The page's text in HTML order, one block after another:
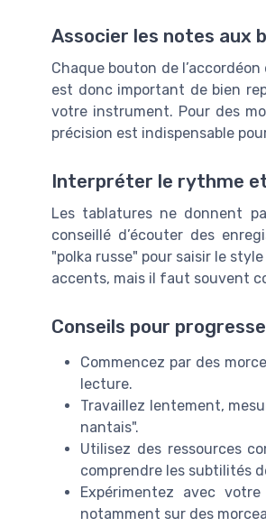
Associer les notes aux
Chaque bouton de
est donc important de bien
votre instrument. Pour des
précision est indispensable
Interpréter le rythme
Les tablatures ne donnent
conseillé d’écouter des
"polka russe" pour saisir le
accents, mais il faut souvent
Conseils pour
Commencez par des
lecture.
Travaillez lentement,
nantais".
Utilisez des ressources
comprendre les subtilités
Expérimentez avec
notamment sur des